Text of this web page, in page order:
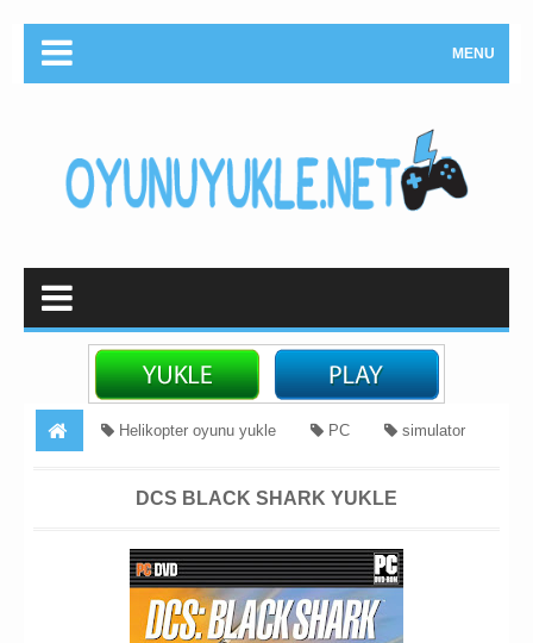
MENU
Helikopter oyunu yukle PC simulator
DCS BLACK SHARK YUKLE